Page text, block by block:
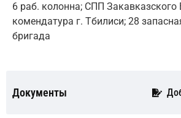
6 раб. колонна; СПП Закавказского
комендатура г. Тбилиси; 28
бригада
Документы